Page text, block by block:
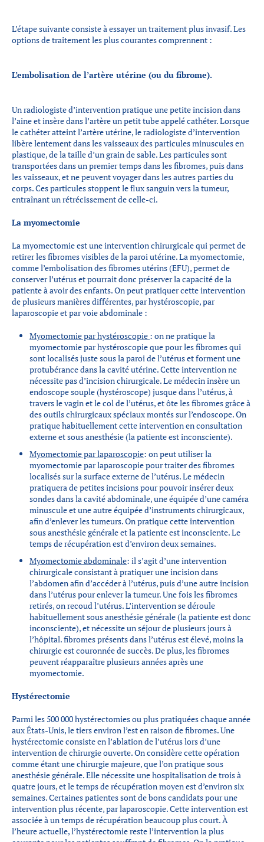
L’étape suivante consiste à essayer un traitement plus invasif. Les
options de traitement les plus courantes comprennent :
L’embolisation de l’artère utérine (ou du fibrome).
Un radiologiste d’intervention pratique une petite incision dans
l’aine et insère dans l’artère un petit tube appelé cathéter. Lorsque
le cathéter atteint l’artère utérine, le radiologiste d’intervention
libère lentement dans les vaisseaux des particules minuscules en
plastique, de la taille d’un grain de sable. Les particules sont
transportées dans un premier temps dans les fibromes, puis dans
les vaisseaux, et ne peuvent voyager dans les autres parties du
corps. Ces particules stoppent le flux sanguin vers la tumeur,
entraînant un rétrécissement de celle-ci.
La myomectomie
La myomectomie est une intervention chirurgicale qui permet de
retirer les fibromes visibles de la paroi utérine. La myomectomie,
comme l’embolisation des fibromes utérins (EFU), permet de
conserver l’utérus et pourrait donc préserver la capacité de la
patiente à avoir des enfants. On peut pratiquer cette intervention
de plusieurs manières différentes, par hystéroscopie, par
laparoscopie et par voie abdominale :
Myomectomie par hystéroscopie : on ne pratique la
myomectomie par hystéroscopie que pour les fibromes qui
sont localisés juste sous la paroi de l’utérus et forment une
protubérance dans la cavité utérine. Cette intervention ne
nécessite pas d’incision chirurgicale. Le médecin insère un
endoscope souple (hystéroscope) jusque dans l’utérus, à
travers le vagin et le col de l’utérus, et ôte les fibromes grâce à
des outils chirurgicaux spéciaux montés sur l’endoscope. On
pratique habituellement cette intervention en consultation
externe et sous anesthésie (la patiente est inconsciente).
Myomectomie par laparoscopie: on peut utiliser la
myomectomie par laparoscopie pour traiter des fibromes
localisés sur la surface externe de l’utérus. Le médecin
pratiquera de petites incisions pour pouvoir insérer deux
sondes dans la cavité abdominale, une équipée d’une caméra
minuscule et une autre équipée d’instruments chirurgicaux,
afin d’enlever les tumeurs. On pratique cette intervention
sous anesthésie générale et la patiente est inconsciente. Le
temps de récupération est d’environ deux semaines.
Myomectomie abdominale: il s’agit d’une intervention
chirurgicale consistant à pratiquer une incision dans
l’abdomen afin d’accéder à l’utérus, puis d’une autre incision
dans l’utérus pour enlever la tumeur. Une fois les fibromes
retirés, on recoud l’utérus. L’intervention se déroule
habituellement sous anesthésie générale (la patiente est donc
inconsciente), et nécessite un séjour de plusieurs jours à
l’hôpital. fibromes présents dans l’utérus est élevé, moins la
chirurgie est couronnée de succès. De plus, les fibromes
peuvent réapparaître plusieurs années après une
myomectomie.
Hystérectomie
Parmi les 500 000 hystérectomies ou plus pratiquées chaque année
aux États-Unis, le tiers environ l’est en raison de fibromes. Une
hystérectomie consiste en l’ablation de l’utérus lors d’une
intervention de chirurgie ouverte. On considère cette opération
comme étant une chirurgie majeure, que l’on pratique sous
anesthésie générale. Elle nécessite une hospitalisation de trois à
quatre jours, et le temps de récupération moyen est d’environ six
semaines. Certaines patientes sont de bons candidats pour une
intervention plus récente, par laparoscopie. Cette intervention est
associée à un temps de récupération beaucoup plus court. À
l’heure actuelle, l’hystérectomie reste l’intervention la plus